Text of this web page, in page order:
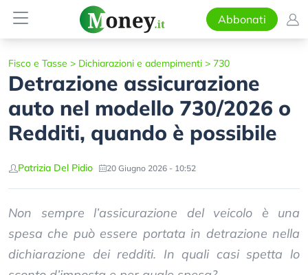
Abbonati
Fisco e Tasse > Dichiarazioni e adempimenti > 730
Detrazione assicurazione
auto nel modello 730/2026 o
Redditi, quando è possibile
Patrizia Del Pidio 20 Giugno 2026 - 10:52
Non sempre l’assicurazione del veicolo è una
spesa che può essere portata in detrazione nella
dichiarazione dei redditi. In quali casi spetta lo